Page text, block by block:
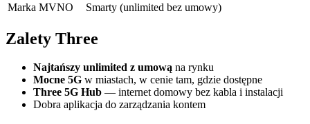
Marka MVNO
Smarty (unlimited bez umowy)
Zalety Three
Najtańszy unlimited z umową na rynku
Mocne 5G w miastach, w cenie tam, gdzie dostępne
Three 5G Hub — internet domowy bez kabla i instalacji
Dobra aplikacja do zarządzania kontem